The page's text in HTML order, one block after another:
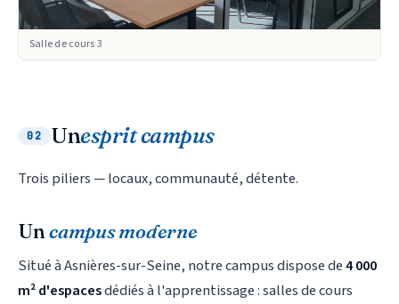
Salle de cours 3
02 Unesprit campus
Trois piliers — locaux, communauté, détente.
Uncampus moderne
Situé à Asnières-sur-Seine, notre campus dispose de4 000
m² d'espacesdédiés à l'apprentissage : salles de cours